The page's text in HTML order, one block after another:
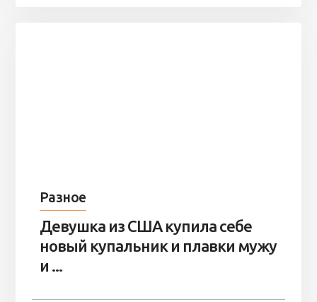
Разное
Девушка из США купила себе
новый купальник и плавки мужу
и ...